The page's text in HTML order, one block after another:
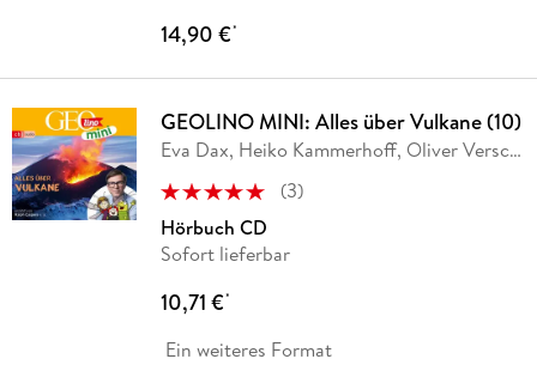
14,90 €*
GEOLINO MINI: Alles über Vulkane (10)
Eva Dax, Heiko Kammerhoff, Oliver Versch,
(3)
Hörbuch CD
Sofort lieferbar
10,71 €*
Ein weiteres Format